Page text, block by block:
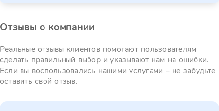
Отзывы о компании
Реальные отзывы клиентов помогают пользователям
сделать правильный выбор и указывают нам на ошибки.
Если вы воспользовались нашими услугами – не забудьте
оставить свой отзыв.